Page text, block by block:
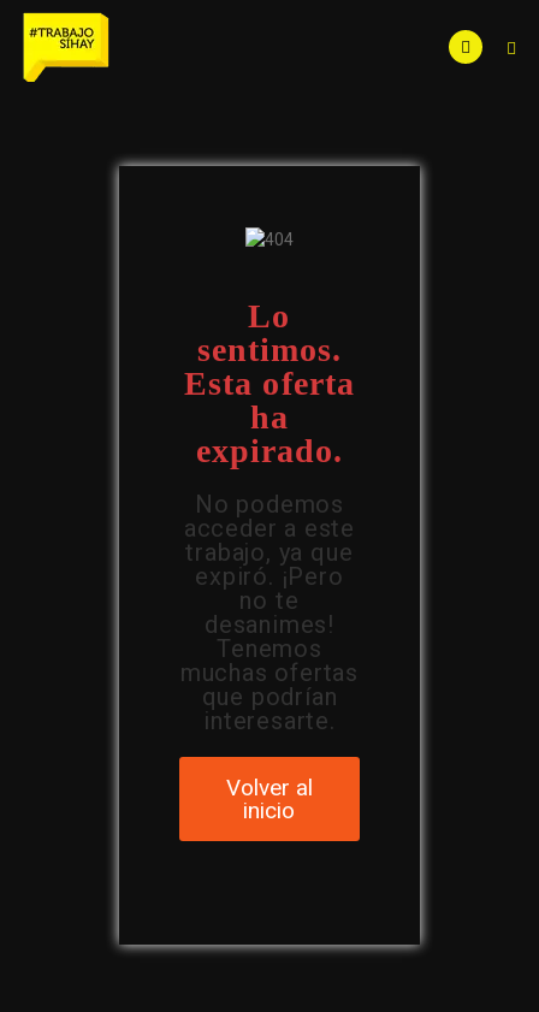
Lo
sentimos.
Esta oferta
ha
expirado.
No podemos
acceder a este
trabajo, ya que
expiró. ¡Pero
no te
desanimes!
Tenemos
muchas ofertas
que podrían
interesarte.
Volver al
inicio